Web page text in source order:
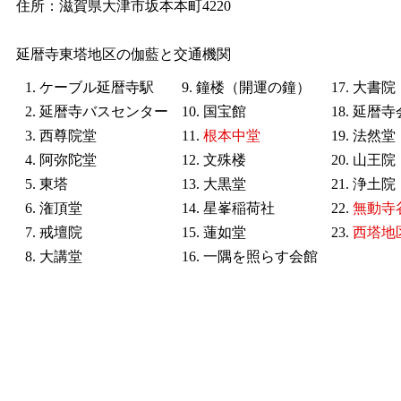
住所：滋賀県大津市坂本本町4220
延暦寺東塔地区の伽藍と交通機関
1. ケーブル延暦寺駅
2. 延暦寺バスセンター
3. 西尊院堂
4. 阿弥陀堂
5. 東塔
6. 潅頂堂
7. 戒壇院
8. 大講堂
9. 鐘楼（開運の鐘）
10. 国宝館
11. 根本中堂
12. 文殊楼
13. 大黒堂
14. 星峯稲荷社
15. 蓮如堂
16. 一隅を照らす会館
17. 大書院
18. 延暦寺
19. 法然堂
20. 山王院
21. 浄土院
22. 無動寺
23. 西塔地